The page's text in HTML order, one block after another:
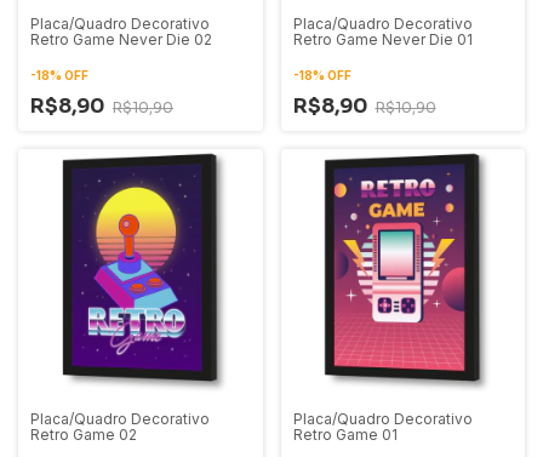
Placa/Quadro Decorativo
Retro Game Never Die 02
-18% OFF
R$8,90 R$10,90
Placa/Quadro Decorativo
Retro Game Never Die 01
-18% OFF
R$8,90 R$10,90
Placa/Quadro Decorativo
Retro Game 02
Placa/Quadro Decorativo
Retro Game 01